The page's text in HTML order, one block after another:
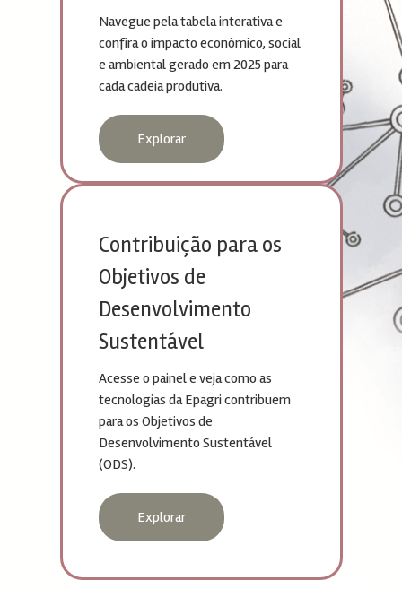
Navegue pela tabela interativa e
confira o impacto econômico, social
e ambiental gerado em 2025 para
cada cadeia produtiva.
Explorar
Contribuição para os
Objetivos de
Desenvolvimento
Sustentável
Acesse o painel e veja como as
tecnologias da Epagri contribuem
para os Objetivos de
Desenvolvimento Sustentável
(ODS).
Explorar